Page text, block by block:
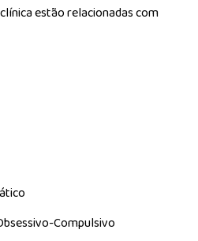
estão relacionadas com
Compulsivo